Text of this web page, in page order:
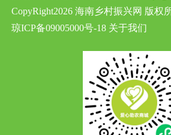
CopyRight2026 海南乡村振兴网 版权
琼ICP备09005000号-18 关于我们